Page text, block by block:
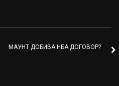
МАУНТ ДОБИВА НБА ДОГОВОР?